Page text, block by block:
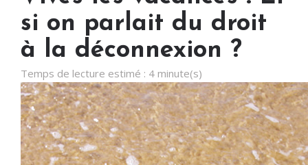
si on parlait du droit
à la déconnexion ?
Temps de lecture estimé : 4 minute(s)